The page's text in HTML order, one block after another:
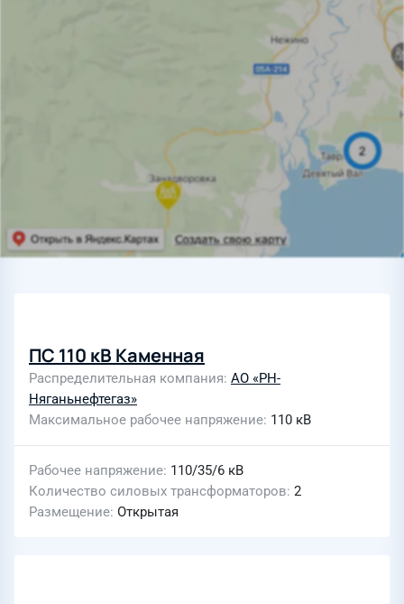
ПС 110 кВ Каменная
Распределительная компания АО «РН-
Няганьнефтегаз»
Максимальное рабочее напряжение 110 кВ
Рабочее напряжение 110/35/6 кВ
Количество силовых трансформаторов 2
Размещение Открытая